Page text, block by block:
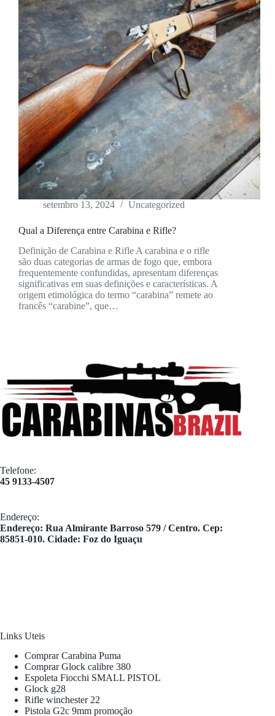
setembro 13, 2024 Uncategorized
Qual a Diferença entre Carabina e Rifle?
Definição de Carabina e Rifle A carabina e o rifle
são duas categorias de armas de fogo que, embora
frequentemente confundidas, apresentam diferenças
significativas em suas definições e características. A
origem etimológica do termo “carabina” remete ao
francês “carabine”, que…
Telefone:
45 9133-4507
Endereço:
​Endereço: Rua Almirante Barroso 579 / Centro. Cep:
85851-010. Cidade: Foz do Iguaçu
Links Uteis
Comprar Carabina Puma
Comprar Glock calibre 380
Espoleta Fiocchi SMALL PISTOL
Glock g28
Rifle winchester 22
Pistola G2c 9mm promoção